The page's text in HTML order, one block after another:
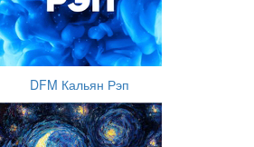
DFM Кальян Рэп